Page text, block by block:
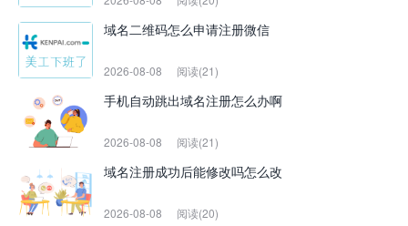
域名二维码怎么申请注册微信
2026-08-08 阅读(21)
手机自动跳出域名注册怎么办啊
2026-08-08 阅读(21)
域名注册成功后能修改吗怎么改
2026-08-08 阅读(20)